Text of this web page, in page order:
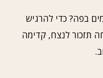
בפה? כדי להרגיש
תזכור לנצח, קדימה